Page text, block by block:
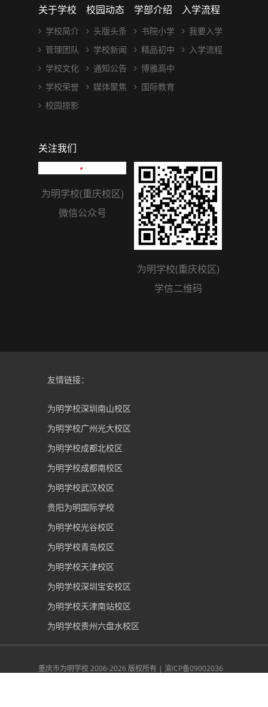
关于学校
学校简介
管理团队
学校文化
学校荣誉
校园掠影
校园动态
头版头条
学校新闻
通知公告
媒体聚焦
学部介绍
书院小学
精品初中
博雅高中
国际教育
入学流程
我要入学
入学流程
关注我们
为明学校(重庆校区)
学信二维码
友情链接：
为明学校深圳南山校区
为明学校广州光大校区
为明学校成都北校区
为明学校成都南校区
为明学校武汉校区
贵阳为明国际学校
为明学校光谷校区
为明学校青岛校区
为明学校天津校区
为明学校深圳宝安校区
为明学校天津南站校区
为明学校贵州六盘水校区
重庆市为明学校2006-2026 版权所有 | 渝ICP备09002036